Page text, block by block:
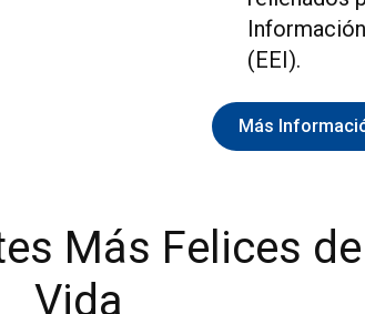
(EEI).
Más
Más Felices
Vida